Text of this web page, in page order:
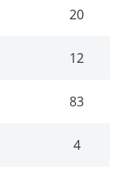
20
12
83
4